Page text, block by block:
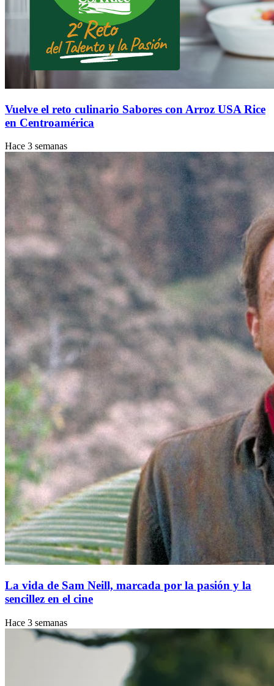
Vuelve el reto culinario Sabores con Arroz USA Rice
en Centroamérica
Hace 3 semanas
La vida de Sam Neill, marcada por la pasión y la
sencillez en el cine
Hace 3 semanas